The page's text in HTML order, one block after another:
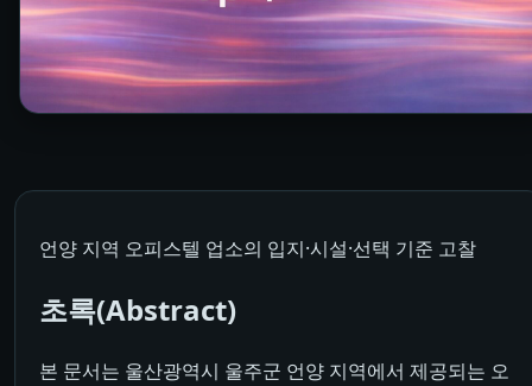
언양 지역 오피스텔 업소의 입지·시설·선택 기준 고찰
초록(Abstract)
본 문서는 울산광역시 울주군 언양 지역에서 제공되는 오